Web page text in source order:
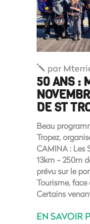
par
50 ANS :
DE ST
Beau
Tropez,
CAMINA : Les
13km - 250m
prévu sur le
Tourisme, face
Certains
EN SAVOIR